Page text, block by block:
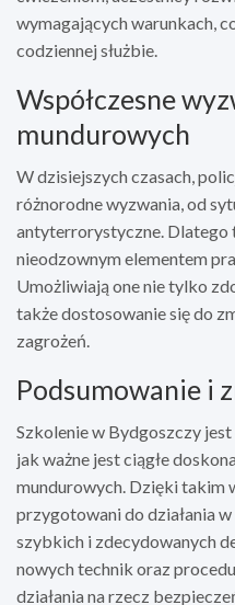
wymagających warunkach,
codziennej służbie.
Współczesne
mundurowych
W dzisiejszych czasach,
różnorodne wyzwania, od
antyterrorystyczne. Dlatego
nieodzownym elementem
Umożliwiają one nie tylko
także dostosowanie się do
zagrożeń.
Podsumowanie i
Szkolenie w Bydgoszczy jest
jak ważne jest ciągłe
mundurowych. Dzięki takim
przygotowani do działania
szybkich i zdecydowanych
nowych technik oraz
działania na rzecz